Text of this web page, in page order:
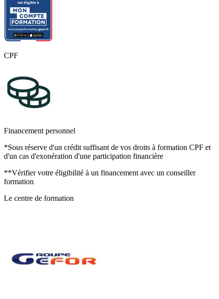
CPF
Financement personnel
*Sous réserve d'un crédit suffisant de vos droits à formation CPF et
d'un cas d'exonération d'une participation financière
**Vérifier votre éligibilité à un financement avec un conseiller
formation
Le centre de formation